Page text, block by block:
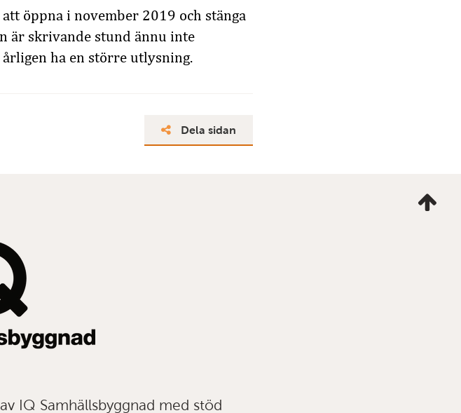
öppna i november 2019 och stänga
är skrivande stund ännu inte
ha en större utlysning.
Dela sidan
mig
IQ Samhällsbyggnad med stöd